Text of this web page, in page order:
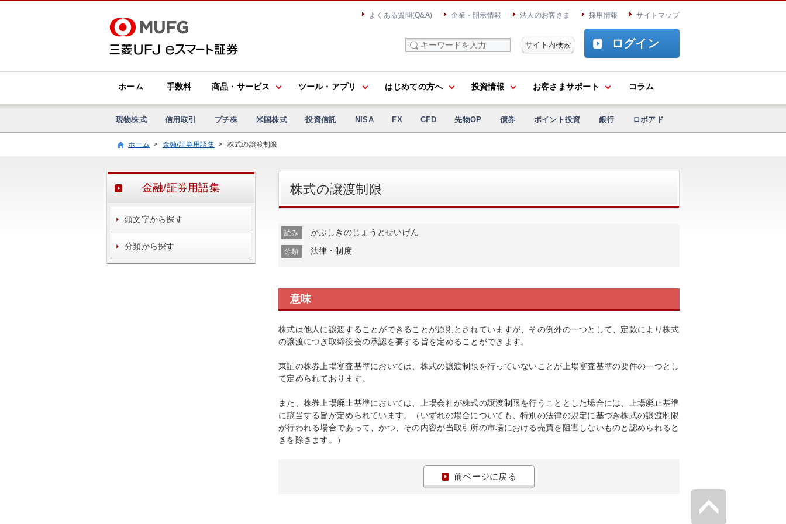
よくある質問(Q&A) 企業・開示情報 法人のお客さま 採用情報 サイトマップ
ログイン
ホーム 手数料 商品・サービス ツール・アプリ はじめての方へ 投資情報 お客さまサポート コラム
現物株式 信用取引 プチ株 米国株式 投資信託 NISA FX CFD 先物OP 債券 ポイント投資 銀行 ロボアド
ホーム > 金融/証券用語集 > 株式の譲渡制限
株式の譲渡制限
読み かぶしきのじょうとせいげん
分類 法律・制度
意味
株式は他人に譲渡することができることが原則とされていますが、その例外の一つとして、定款により株式
の譲渡につき取締役会の承認を要する旨を定めることができます。
東証の株券上場審査基準においては、株式の譲渡制限を行っていないことが上場審査基準の要件の一つとし
て定められております。
また、株券上場廃止基準においては、上場会社が株式の譲渡制限を行うこととした場合には、上場廃止基準
に該当する旨が定められています。（いずれの場合についても、特別の法律の規定に基づき株式の譲渡制限
が行われる場合であって、かつ、その内容が当取引所の市場における売買を阻害しないものと認められると
きを除きます。）
前ページに戻る
金融/証券用語集
頭文字から探す
分類から探す